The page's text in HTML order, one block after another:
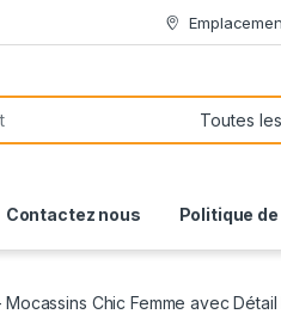
Contactez nous Politique
Mocassins Chic Femme avec